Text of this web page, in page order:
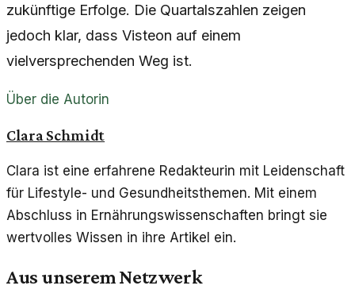
zukünftige Erfolge. Die Quartalszahlen zeigen
jedoch klar, dass Visteon auf einem
vielversprechenden Weg ist.
Über die Autorin
Clara Schmidt
Clara ist eine erfahrene Redakteurin mit Leidenschaft
für Lifestyle- und Gesundheitsthemen. Mit einem
Abschluss in Ernährungswissenschaften bringt sie
wertvolles Wissen in ihre Artikel ein.
Aus unserem Netzwerk